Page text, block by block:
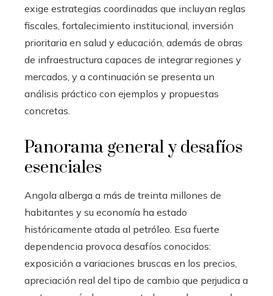
exige estrategias coordinadas que incluyan reglas
fiscales, fortalecimiento institucional, inversión
prioritaria en salud y educación, además de obras
de infraestructura capaces de integrar regiones y
mercados, y a continuación se presenta un
análisis práctico con ejemplos y propuestas
concretas.
Panorama general y desafíos
esenciales
Angola alberga a más de treinta millones de
habitantes y su economía ha estado
históricamente atada al petróleo. Esa fuerte
dependencia provoca desafíos conocidos:
exposición a variaciones bruscas en los precios,
apreciación real del tipo de cambio que perjudica a